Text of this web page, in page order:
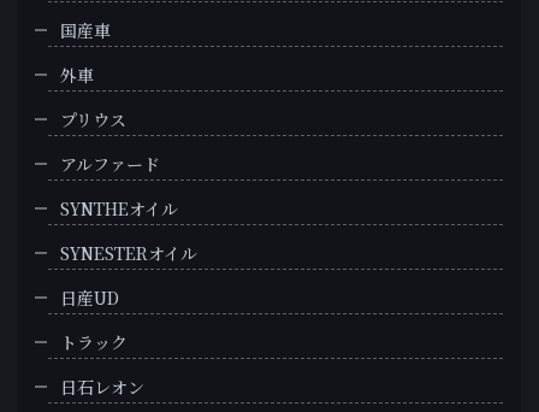
国産車
外車
プリウス
アルファード
SYNTHEオイル
SYNESTERオイル
日産UD
トラック
日石レオン